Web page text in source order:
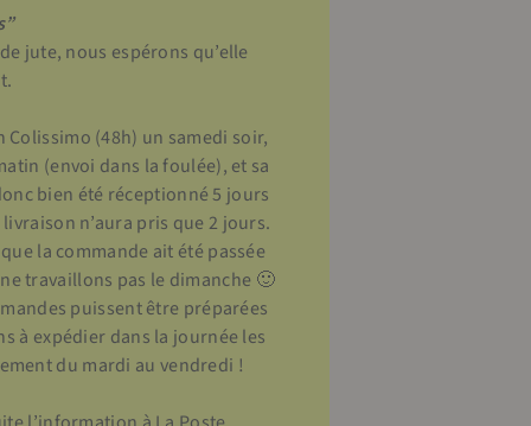
jute, nous espérons qu’elle
Colissimo (48h) un samedi soir,
(envoi dans la foulée), et sa
bien été réceptionné 5 jours
n’aura pris que 2 jours.
la commande ait été passée
travaillons pas le dimanche 🙂
puissent être préparées
à expédier dans la journée les
du mardi au vendredi !